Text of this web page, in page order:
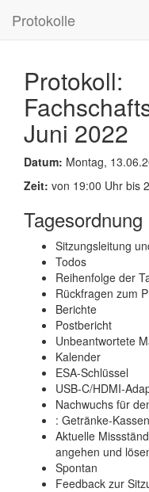
Protokolle
Protokoll:
Juni 2022
Datum: Montag,
Zeit: von 19:00 Uhr bis
Tagesordnung
Sitzungsleitung
Todos
Reihenfolge der
Rückfragen zum
Berichte
Postbericht
Unbeantwortete
Kalender
ESA-Schlüssel
USB-C/HDMI-
Nachwuchs für
: Getränke-
Aktuelle
angehen und
Spontan
Feedback zur